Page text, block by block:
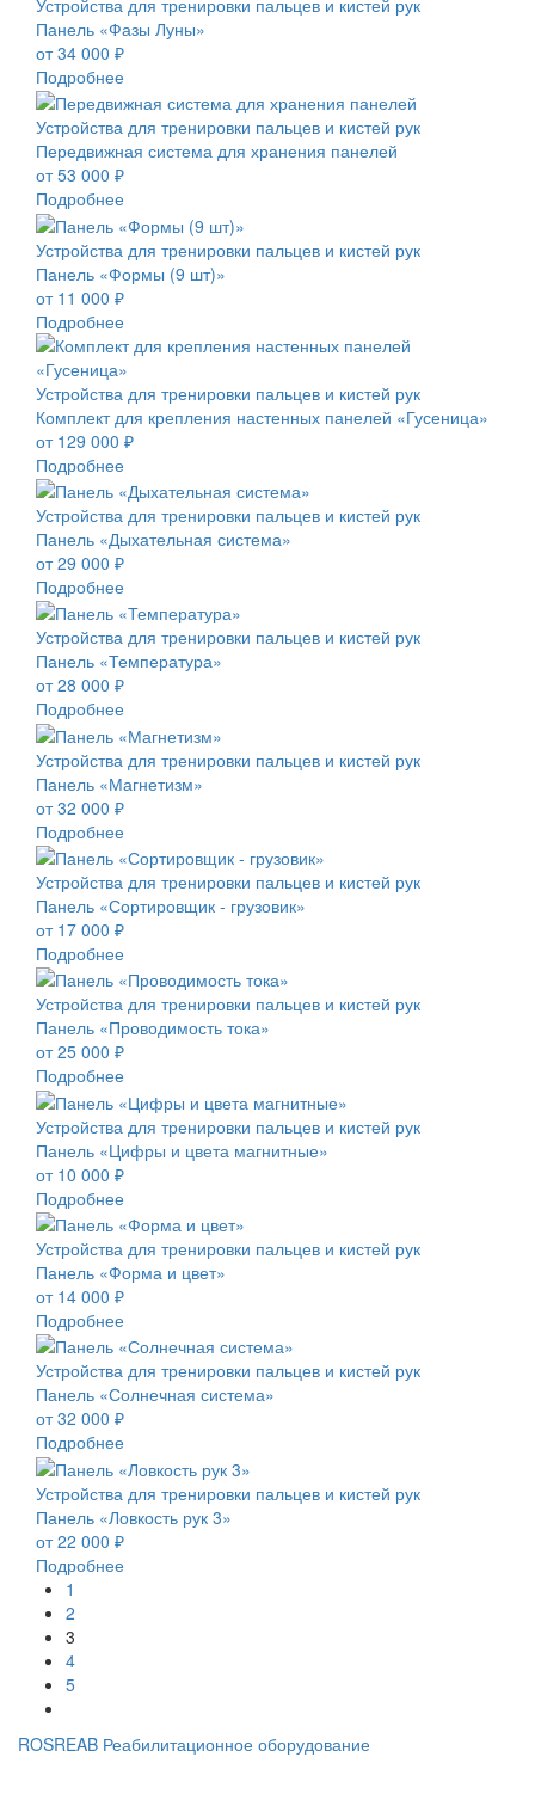
Панель «Фазы Луны»
от 34 000 ₽
Подробнее
Устройства для тренировки пальцев и кистей рук
Передвижная система для хранения панелей
от 53 000 ₽
Подробнее
Устройства для тренировки пальцев и кистей рук
Панель «Формы (9 шт)»
от 11 000 ₽
Подробнее
Устройства для тренировки пальцев и кистей рук
Комплект для крепления настенных панелей «Гусеница»
от 129 000 ₽
Подробнее
Устройства для тренировки пальцев и кистей рук
Панель «Дыхательная система»
от 29 000 ₽
Подробнее
Устройства для тренировки пальцев и кистей рук
Панель «Температура»
от 28 000 ₽
Подробнее
Устройства для тренировки пальцев и кистей рук
Панель «Магнетизм»
от 32 000 ₽
Подробнее
Устройства для тренировки пальцев и кистей рук
Панель «Сортировщик - грузовик»
от 17 000 ₽
Подробнее
Устройства для тренировки пальцев и кистей рук
Панель «Проводимость тока»
от 25 000 ₽
Подробнее
Устройства для тренировки пальцев и кистей рук
Панель «Цифры и цвета магнитные»
от 10 000 ₽
Подробнее
Устройства для тренировки пальцев и кистей рук
Панель «Форма и цвет»
от 14 000 ₽
Подробнее
Устройства для тренировки пальцев и кистей рук
Панель «Солнечная система»
от 32 000 ₽
Подробнее
Устройства для тренировки пальцев и кистей рук
Панель «Ловкость рук 3»
от 22 000 ₽
Подробнее
1
2
3
4
5
ROSREAB Реабилитационное оборудование